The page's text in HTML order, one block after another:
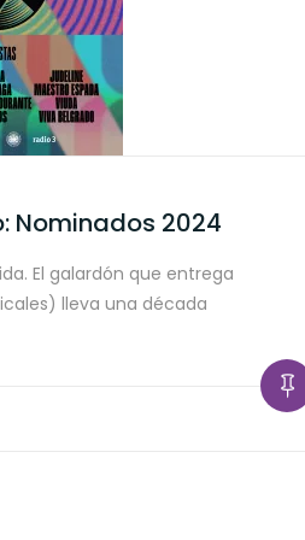
Nominados 2024
El galardón que entrega
lleva una década